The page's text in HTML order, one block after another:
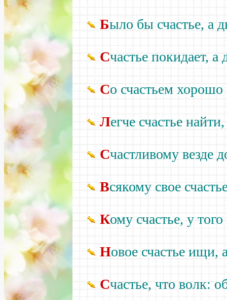
Было бы счастье, а
Счастье покидает,
Со счастьем
Легче счастье
Счастливому везде
Всякому свое
Кому счастье, у
Новое счастье ищи,
Счастье, что волк: